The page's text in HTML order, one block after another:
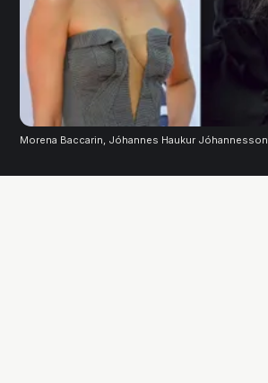
Morena Baccarin, Jóhannes Haukur Jóhannesson